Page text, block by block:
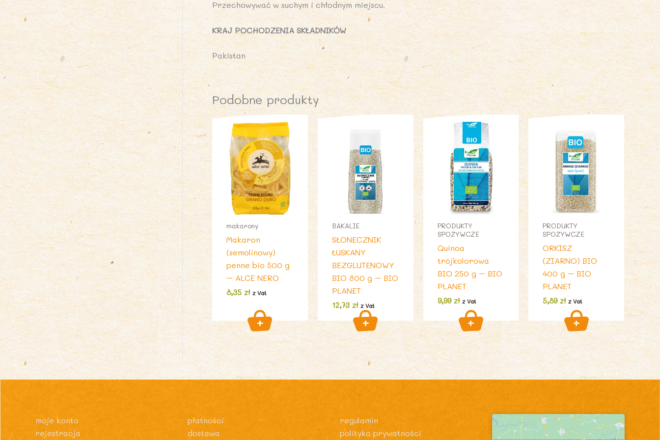
Przechowywać w suchym i chłodnym miejscu.
KRAJ POCHODZENIA SKŁADNIKÓW
Pakistan
Podobne produkty
makarony
Makaron
(semolinowy)
penne bio 500 g
– ALCE NERO
8,35zł z Vat
BAKALIE
SŁONECZNIK
ŁUSKANY
BEZGLUTENOWY
BIO 800 g – BIO
PLANET
12,73 zł z Vat
PRODUKTY
SPOŻYWCZE
Quinoa
trójkolorowa
BIO 250 g – BIO
PLANET
9,99 zł z Vat
PRODUKTY
SPOŻYWCZE
ORKISZ
(ZIARNO) BIO
400 g – BIO
PLANET
5,89zł z Vat
moje konto
rejestracja
płatności
dostawa
regulamin
polityka prywatności